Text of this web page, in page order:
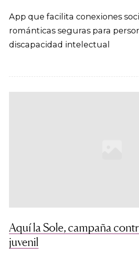
App que facilita conexiones
románticas seguras para
discapacidad intelectual
Aquí la Sole, campaña
juvenil